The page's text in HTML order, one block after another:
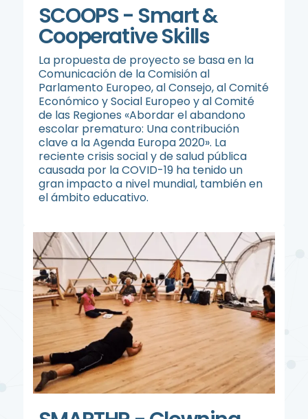
SCOOPS - Smart &
Cooperative Skills
La propuesta de proyecto se basa en la
Comunicación de la Comisión al
Parlamento Europeo, al Consejo, al Comité
Económico y Social Europeo y al Comité
de las Regiones «Abordar el abandono
escolar prematuro: Una contribución
clave a la Agenda Europa 2020». La
reciente crisis social y de salud pública
causada por la COVID-19 ha tenido un
gran impacto a nivel mundial, también en
el ámbito educativo.